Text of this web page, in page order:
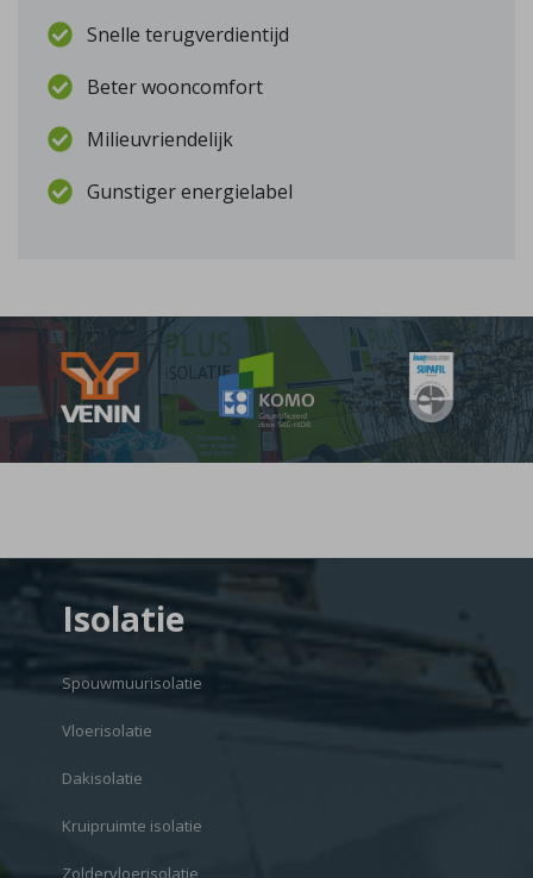
Snelle terugverdientijd
Beter wooncomfort
Milieuvriendelijk
Gunstiger energielabel
Isolatie
Spouwmuurisolatie
Vloerisolatie
Dakisolatie
Kruipruimte isolatie
Zoldervloerisolatie